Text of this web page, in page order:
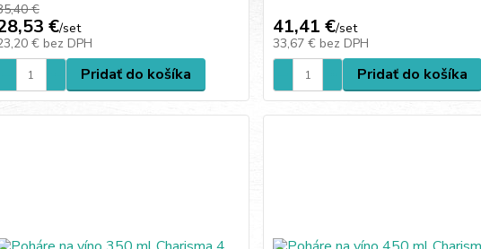
€
€/set
€ bez DPH
Pridať do košíka
41,41 €/set
33,67 € bez DPH
Pridať do košíka